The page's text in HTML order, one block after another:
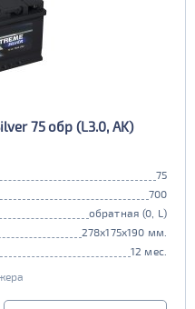
75 обр (L3.0, AK)
75
700
обратная (0, L)
278x175x190 мм.
12 мес.